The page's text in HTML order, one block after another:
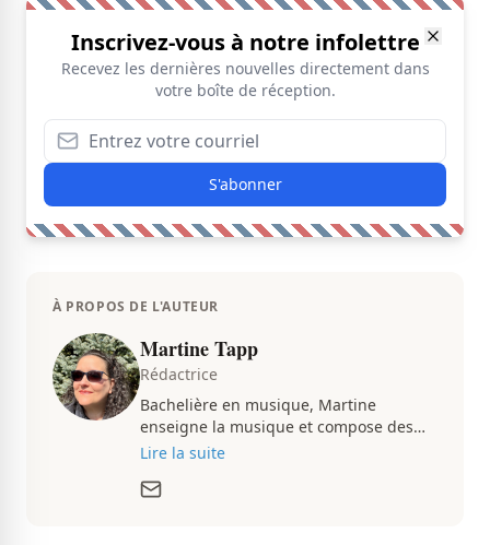
Inscrivez-vous à notre infolettre
Recevez les dernières nouvelles directement dans
votre boîte de réception.
S'abonner
À PROPOS DE L'AUTEUR
Martine Tapp
Rédactrice
Bachelière en musique, Martine
enseigne la musique et compose des
pièces musicales pendant ses temps
d’aménagement intérieur, elle suit de
Lire la suite